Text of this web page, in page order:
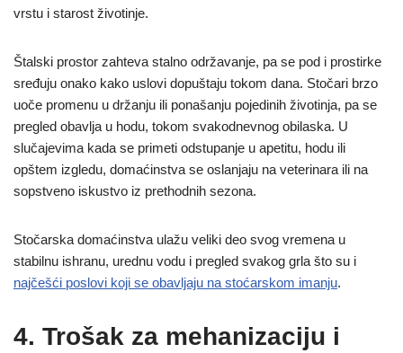
vrstu i starost životinje.
Štalski prostor zahteva stalno održavanje, pa se pod i prostirke
sređuju onako kako uslovi dopuštaju tokom dana. Stočari brzo
uoče promenu u držanju ili ponašanju pojedinih životinja, pa se
pregled obavlja u hodu, tokom svakodnevnog obilaska. U
slučajevima kada se primeti odstupanje u apetitu, hodu ili
opštem izgledu, domaćinstva se oslanjaju na veterinara ili na
sopstveno iskustvo iz prethodnih sezona.
Stočarska domaćinstva ulažu veliki deo svog vremena u
stabilnu ishranu, urednu vodu i pregled svakog grla što su i
najčešći poslovi koji se obavljaju na stoćarskom imanju.
4. Trošak za mehanizaciju i